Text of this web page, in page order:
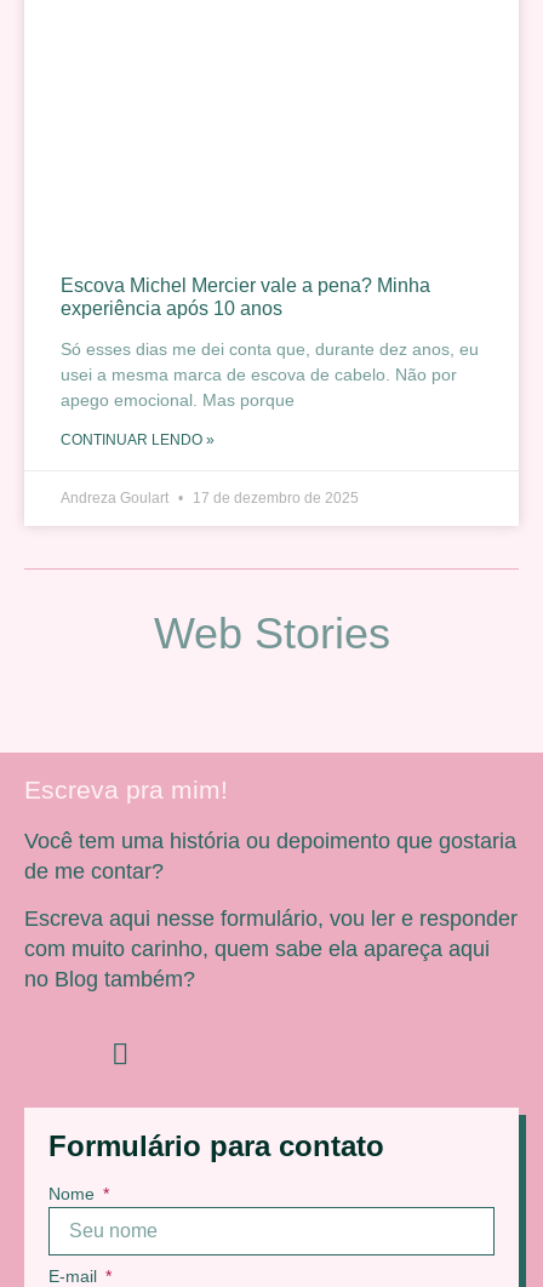
Escova Michel Mercier vale a pena? Minha
experiência após 10 anos
Só esses dias me dei conta que, durante dez anos, eu
usei a mesma marca de escova de cabelo. Não por
apego emocional. Mas porque
CONTINUAR LENDO »
Andreza Goulart 17 de dezembro de 2025
Web Stories
Formulário para contato
Nome
E-mail
Escreva pra mim!
Você tem uma história ou depoimento que gostaria
de me contar?
Escreva aqui nesse formulário, vou ler e responder
com muito carinho, quem sabe ela apareça aqui
no Blog também?